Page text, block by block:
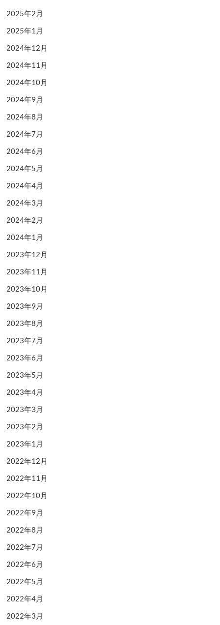
2025年2月
2025年1月
2024年12月
2024年11月
2024年10月
2024年9月
2024年8月
2024年7月
2024年6月
2024年5月
2024年4月
2024年3月
2024年2月
2024年1月
2023年12月
2023年11月
2023年10月
2023年9月
2023年8月
2023年7月
2023年6月
2023年5月
2023年4月
2023年3月
2023年2月
2023年1月
2022年12月
2022年11月
2022年10月
2022年9月
2022年8月
2022年7月
2022年6月
2022年5月
2022年4月
2022年3月